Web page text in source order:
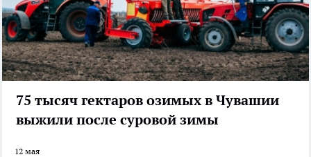
75 тысяч гектаров озимых в Чувашии
выжили после суровой зимы
12 мая